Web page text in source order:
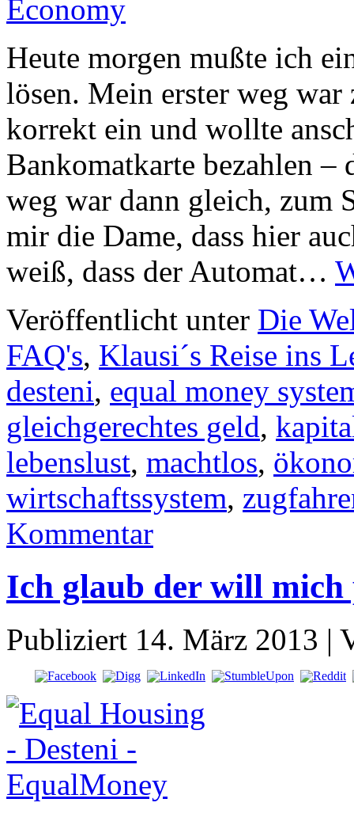
Heute morgen mußte ich
lösen. Mein erster weg
korrekt ein und wollte
Bankomatkarte bezahlen
weg war dann gleich, zum
mir die Dame, dass hier
weiß, dass der Automat…
Veröffentlicht unter Die
FAQ's, Klausi´s Reise ins
desteni, equal money
gleichgerechtes geld,
lebenslust, machtlos,
wirtschaftssystem,
Kommentar
Ich glaub der will mich
Publiziert 14. März 2013 |